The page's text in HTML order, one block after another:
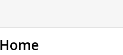
Home